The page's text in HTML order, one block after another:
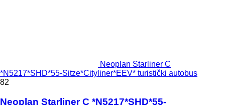
Neoplan Starliner C
*N5217*SHD*55-Sitze*Cityliner*EEV* turistički autobus
82
Neoplan Starliner C *N5217*SHD*55-